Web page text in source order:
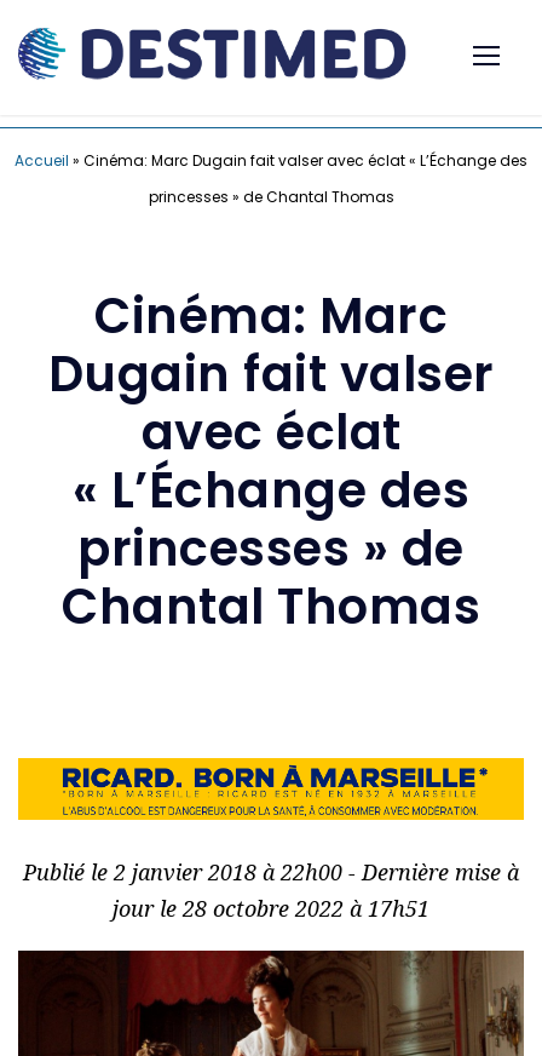
Accueil » Cinéma: Marc Dugain fait valser avec éclat « L’Échange des
princesses » de Chantal Thomas
Cinéma: Marc
Dugain fait valser
avec éclat
« L’Échange des
princesses » de
Chantal Thomas
Publié le 2 janvier 2018 à 22h00 - Dernière mise à
jour le 28 octobre 2022 à 17h51